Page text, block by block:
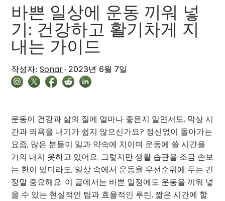
바쁜 일상에 운동 끼워 넣
기: 건강하고 활기차게 지
내는 가이드
작성자: Sonar 2023년 6월 7일
운동이 건강과 삶의 질에 얼마나 좋은지 알면서도, 막상 시
간과 의욕을 내기가 쉽지 않으신가요? 정신없이 돌아가는
요즘, 많은 분들이 일과 약속에 치이며 운동에 쓸 시간을
거의 내지 못하고 있어요. 그렇지만 생활 습관을 조금 손보
는 한이 있더라도, 일상 속에서 운동을 우선순위에 두는 건
정말 중요해요. 이 글에서는 바쁜 일정에도 운동을 끼워 넣
을 수 있는 현실적인 팁과 효율적인 루틴, 짧은 시간에 할